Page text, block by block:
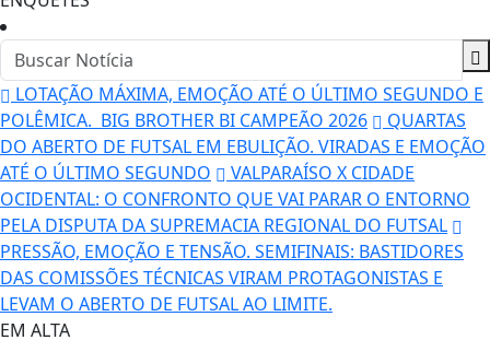
LOTAÇÃO MÁXIMA, EMOÇÃO ATÉ O ÚLTIMO SEGUNDO E
POLÊMICA. BIG BROTHER BI CAMPEÃO 2026
QUARTAS
DO ABERTO DE FUTSAL EM EBULIÇÃO. VIRADAS E EMOÇÃO
ATÉ O ÚLTIMO SEGUNDO
VALPARAÍSO X CIDADE
OCIDENTAL: O CONFRONTO QUE VAI PARAR O ENTORNO
PELA DISPUTA DA SUPREMACIA REGIONAL DO FUTSAL
PRESSÃO, EMOÇÃO E TENSÃO. SEMIFINAIS: BASTIDORES
DAS COMISSÕES TÉCNICAS VIRAM PROTAGONISTAS E
LEVAM O ABERTO DE FUTSAL AO LIMITE.
EM ALTA